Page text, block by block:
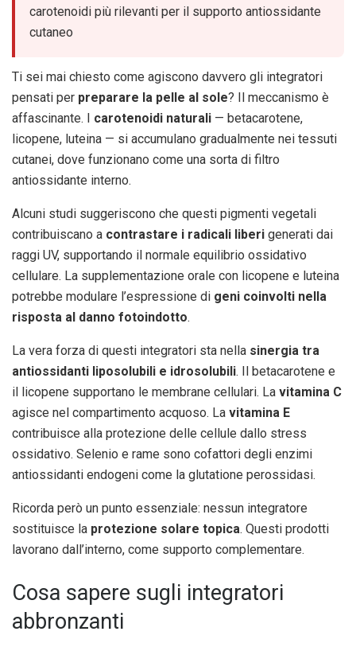
carotenoidi più rilevanti per il supporto antiossidante
cutaneo
Ti sei mai chiesto come agiscono davvero gli integratori
pensati per preparare la pelle al sole? Il meccanismo è
affascinante. I carotenoidi naturali — betacarotene,
licopene, luteina — si accumulano gradualmente nei tessuti
cutanei, dove funzionano come una sorta di filtro
antiossidante interno.
Alcuni studi suggeriscono che questi pigmenti vegetali
contribuiscano a contrastare i radicali liberi generati dai
raggi UV, supportando il normale equilibrio ossidativo
cellulare. La supplementazione orale con licopene e luteina
potrebbe modulare l’espressione di geni coinvolti nella
risposta al danno fotoindotto.
La vera forza di questi integratori sta nella sinergia tra
antiossidanti liposolubili e idrosolubili. Il betacarotene e
il licopene supportano le membrane cellulari. La vitamina C
agisce nel compartimento acquoso. La vitamina E
contribuisce alla protezione delle cellule dallo stress
ossidativo. Selenio e rame sono cofattori degli enzimi
antiossidanti endogeni come la glutatione perossidasi.
Ricorda però un punto essenziale: nessun integratore
sostituisce la protezione solare topica. Questi prodotti
lavorano dall’interno, come supporto complementare.
Cosa sapere sugli integratori
abbronzanti